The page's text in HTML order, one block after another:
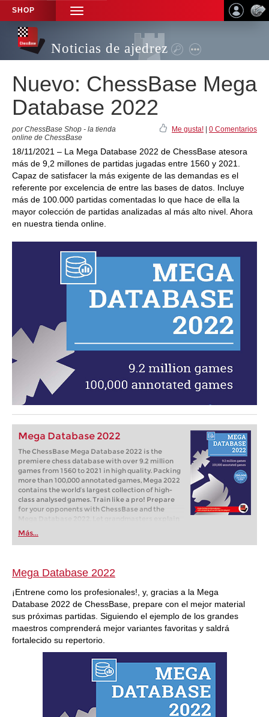
SHOP
TOGGLE
NAVIGATION
Noticias de ajedrez
Nuevo: ChessBase Mega
Database 2022
por ChessBase Shop - la tienda
online de ChessBase
Me gusta! 0 Comentarios
18/11/2021 – La Mega Database 2022 de ChessBase atesora
más de 9,2 millones de partidas jugadas entre 1560 y 2021.
Capaz de satisfacer la más exigente de las demandas es el
referente por excelencia de entre las bases de datos. Incluye
más de 100.000 partidas comentadas lo que hace de ella la
mayor colección de partidas analizadas al más alto nivel. Ahora
en nuestra tienda online.
Mega Database 2022
The ChessBase Mega Database 2022 is the
premiere chess database with over 9.2 million
games from 1560 to 2021 in high quality. Packing
more than 100,000 annotated games, Mega 2022
contains the world‘s largest collection of high-
class analysed games. Train like a pro! Prepare
for your opponents with ChessBase and the
Mega Database 2022. Let grandmasters explain
how to best handle your favorite variations,
improve your repertoire and much more.
Más...
Mega Database 2022
¡Entrene como los profesionales!, y, gracias a la Mega
Database 2022 de ChessBase, prepare con el mejor material
sus próximas partidas. Siguiendo el ejemplo de los grandes
maestros comprenderá mejor variantes favoritas y saldrá
fortalecido su repertorio.